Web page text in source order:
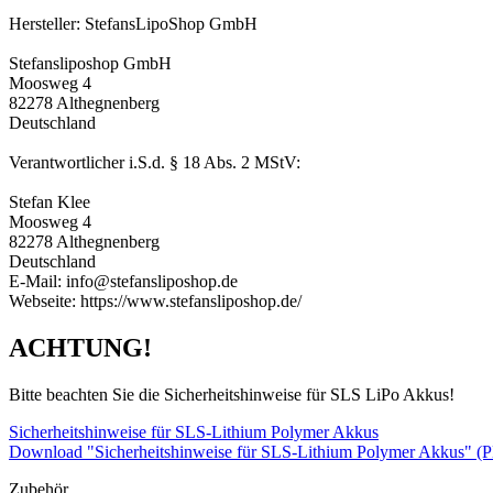
Hersteller: StefansLipoShop GmbH
Stefansliposhop GmbH
Moosweg 4
82278 Althegnenberg
Deutschland
Verantwortlicher i.S.d. § 18 Abs. 2 MStV:
Stefan Klee
Moosweg 4
82278 Althegnenberg
Deutschland
E-Mail: info@stefansliposhop.de
Webseite: https://www.stefansliposhop.de/
ACHTUNG!
Bitte beachten Sie die Sicherheitshinweise für SLS LiPo Akkus!
Sicherheitshinweise für SLS-Lithium Polymer Akkus
Download "Sicherheitshinweise für SLS-Lithium Polymer Akkus"
Zubehör